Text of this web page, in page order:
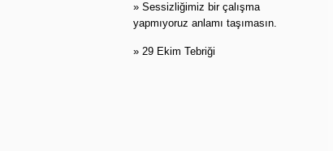
» Sessizliğimiz bir çalışma
yapmıyoruz anlamı taşımasın.
» 29 Ekim Tebriği